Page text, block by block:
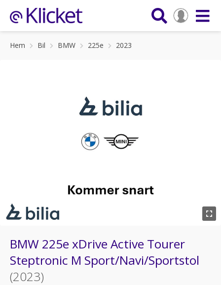
Hem Bil BMW 225e 2023
BMW 225e xDrive Active Tourer
Steptronic M Sport/Navi/Sportstol
(2023)